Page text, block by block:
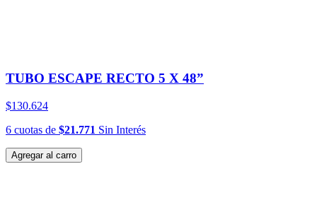
TUBO ESCAPE RECTO 5 X 48”
$130.624
6 cuotas de $21.771 Sin Interés
Agregar al carro